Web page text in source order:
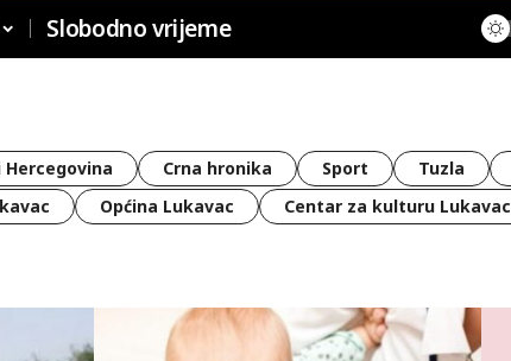
Slobodno vrijeme
Hercegovina Crna hronika Sport Tuzla
Općina Lukavac Centar za kulturu Lukavac